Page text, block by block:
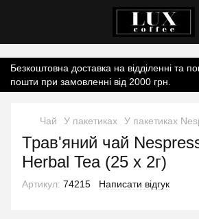
Безкоштовна доставка на відділенні та
пошти при замовленні від 2000 грн.
Чай У пакетиках У пакетиках
Трав'яний чай
Herbal Tea (25 х 2г)
Артикул: 74215 Написати відгук